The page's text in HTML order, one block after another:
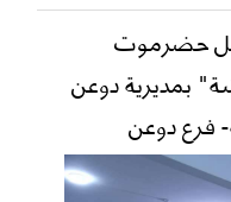
حضرموت
بمديرية دوعن
فرع دوعن